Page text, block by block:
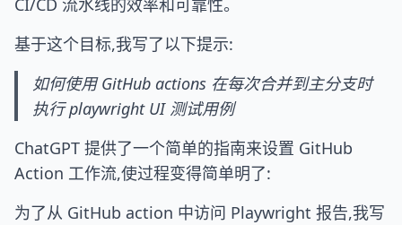
CI/CD 流水线的效率和可靠性。
基于这个目标,我写了以下提示:
如何使用 GitHub actions 在每次合并到主分支时
执行 playwright UI 测试用例
ChatGPT 提供了一个简单的指南来设置 GitHub
Action 工作流,使过程变得简单明了:
为了从 GitHub action 中访问 Playwright 报告,我写